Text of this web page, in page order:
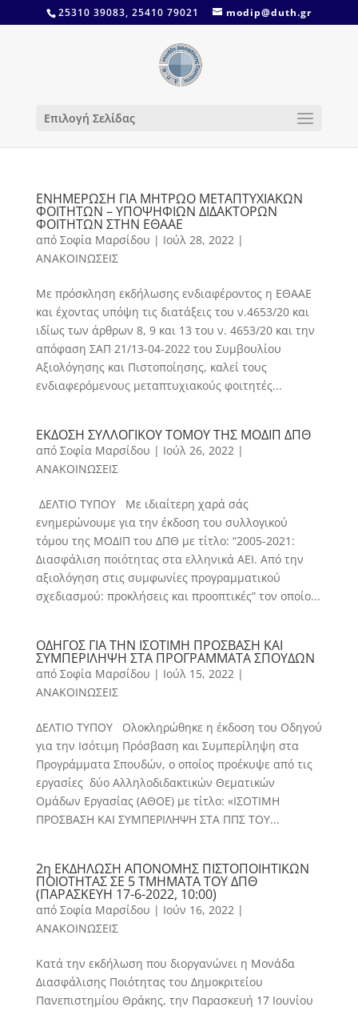
25310 39083, 25410 79021 modip@duth.gr
Επιλογή Σελίδας
ΕΝΗΜΕΡΩΣΗ ΓΙΑ ΜΗΤΡΩΟ ΜΕΤΑΠΤΥΧΙΑΚΩΝ
ΦΟΙΤΗΤΩΝ – ΥΠΟΨΗΦΙΩΝ ΔΙΔΑΚΤΟΡΩΝ
ΦΟΙΤΗΤΩΝ ΣΤΗΝ ΕΘΑΑΕ
από Σοφία Μαρσίδου | Ιούλ 28, 2022|
ΑΝΑΚΟΙΝΩΣΕΙΣ
Με πρόσκληση εκδήλωσης ενδιαφέροντος η ΕΘΑΑΕ
και έχοντας υπόψη τις διατάξεις του ν.4653/20 και
ιδίως των άρθρων 8, 9 και 13 του ν. 4653/20 και την
απόφαση ΣΑΠ 21/13-04-2022 του Συμβουλίου
Αξιολόγησης και Πιστοποίησης, καλεί τους
ενδιαφερόμενους μεταπτυχιακούς φοιτητές...
ΕΚΔΟΣΗ ΣΥΛΛΟΓΙΚΟΥ ΤΟΜΟΥ ΤΗΣ ΜΟΔΙΠ ΔΠΘ
από Σοφία Μαρσίδου | Ιούλ 26, 2022|
ΑΝΑΚΟΙΝΩΣΕΙΣ
ΔΕΛΤΙΟ ΤΥΠΟΥ Με ιδιαίτερη χαρά σάς
ενημερώνουμε για την έκδοση του συλλογικού
τόμου της ΜΟΔΙΠ του ΔΠΘ με τίτλο: “2005-2021:
Διασφάλιση ποιότητας στα ελληνικά ΑΕΙ. Από την
αξιολόγηση στις συμφωνίες προγραμματικού
σχεδιασμού: προκλήσεις και προοπτικές” τον οποίο...
ΟΔΗΓΟΣ ΓΙΑ ΤΗΝ ΙΣΟΤΙΜΗ ΠΡΟΣΒΑΣΗ ΚΑΙ
ΣΥΜΠΕΡΙΛΗΨΗ ΣΤΑ ΠΡΟΓΡΑΜΜΑΤΑ ΣΠΟΥΔΩΝ
από Σοφία Μαρσίδου | Ιούλ 15, 2022|
ΑΝΑΚΟΙΝΩΣΕΙΣ
ΔΕΛΤΙΟ ΤΥΠΟΥ Ολοκληρώθηκε η έκδοση του Οδηγού
για την Ισότιμη Πρόσβαση και Συμπερίληψη στα
Προγράμματα Σπουδών, ο οποίος προέκυψε από τις
εργασίες δύο Αλληλοδιδακτικών Θεματικών
Ομάδων Εργασίας (ΑΘΟΕ) με τίτλο: «ΙΣΟΤΙΜΗ
ΠΡΟΣΒΑΣΗ ΚΑΙ ΣΥΜΠΕΡΙΛΗΨΗ ΣΤΑ ΠΠΣ ΤΟΥ...
2η ΕΚΔΗΛΩΣΗ ΑΠΟΝΟΜΗΣ ΠΙΣΤΟΠΟΙΗΤΙΚΩΝ
ΠΟΙΟΤΗΤΑΣ ΣΕ 5 ΤΜΗΜΑΤΑ ΤΟΥ ΔΠΘ
(ΠΑΡΑΣΚΕΥΗ 17-6-2022, 10:00)
από Σοφία Μαρσίδου | Ιούν 16, 2022|
ΑΝΑΚΟΙΝΩΣΕΙΣ
Κατά την εκδήλωση που διοργανώνει η Μονάδα
Διασφάλισης Ποιότητας του Δημοκριτείου
Πανεπιστημίου Θράκης, την Παρασκευή 17 Ιουνίου